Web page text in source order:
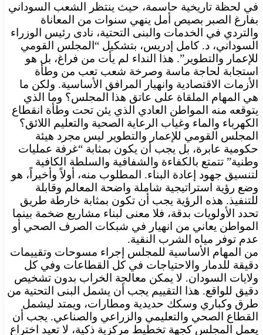
في لحظة تاريخية حاسمة، حيث ينتظر الشعب السوداني
بفارغ الصبر بصيص أمل ينهي سنوات من المعاناة
والتردي في الخدمات والبنى التحتية، نادى رئيس الوزراء
السوداني، د. كامل إدريس، بتشكيل “المجلس القومي
للإعمار والتطوير”. هذا النداء لم يأت من فراغ، بل هو
استجابة لحاجة ماسة وصرخة شعب تعب من وطأة
الأزمات الاقتصادية وانهيار المرافق الأساسية. ولكن ما
هي المهام الملقاة على عاتق هذا المجلس؟ وما الذي
يتوقعه منه المواطن العادي الذي يئن تحت وطأة انقطاع
الكهرباء والماء وغياب الرعاية الصحية والتعليم اللائق؟
المجلس القومي للإعمار والتطوير ليس مجرد هيئة
حكومية عابرة، بل يجب أن يكون بمثابة “غرفة عمليات
وطنية” تتمتع بالكفاءة والشفافية والسلطة الكافية
لتنسيق جهود إعادة البناء. المطلوب منه، أولاً وأخيراً، هو
وضع رؤية استراتيجية شاملة واضحة المعالم وقابلة
للتنفيذ. هذه الرؤية يجب أن تكون بمثابة خارطة طريق
تحدد الأولويات بدقة، فلا معنى لبناء مشاريع ضخمة بينما
المواطن يعاني من انهيار في شبكات الصرف الصحي أو
عدم توفر مياه الشرب النقية.
من المهام الأساسية للمجلس إجراء مسوحات وتقييمات
دقيقة للدمار والاحتياجات في كل القطاعات وفي كل
ولايات السودان. لا يمكن معالجة الخراب بدون تشخيص
دقيق للواقع. هذا التقييم يجب أن يشمل البنى التحتية من
طرق وكباري وسكك حديدية ومطارات، ويمتد ليشمل
القطاع الصحي والتعليمي والزراعي والصناعي. يجب أن
يعمل المجلس كجهة تخطيط مركزية ذكية، لا تعيد اختراع